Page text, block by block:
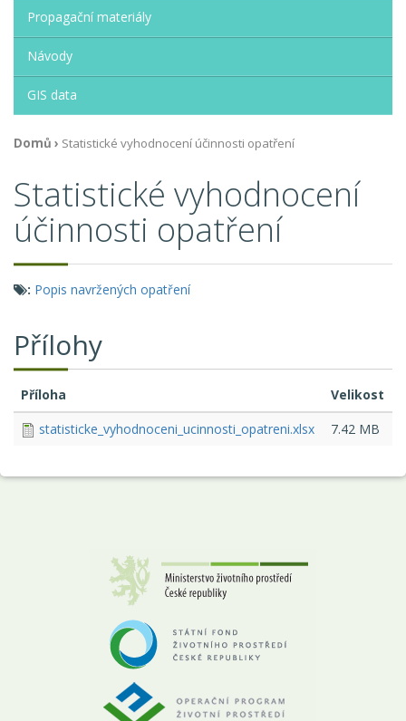
Propagační materiály
Návody
GIS data
Jste
Domů › Statistické vyhodnocení účinnosti opatření
Statistické vyhodnocení
účinnosti opatření
: Popis navržených opatření
Přílohy
Příloha
Velikost
statisticke_vyhodnoceni_ucinnosti_opatreni.xlsx
7.42 MB